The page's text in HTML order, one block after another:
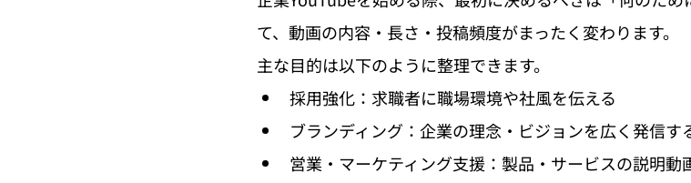
て、動画の内容・長さ・投稿頻度がまったく変わります。
主な目的は以下のように整理できます。
採用強化：求職者に職場環境や社風を伝える
ブランディング：企業の理念・ビジョンを広く発信す
営業・マーケティング支援：製品・サービスの説明動